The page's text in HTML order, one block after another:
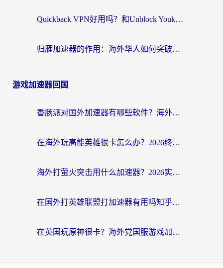
Quickback VPN好用吗？和Unblock YoukuVPN对比哪个回国效果更好？海外党无缝访问国内资源的实用指南
归雁加速器的作用：海外华人如何突破地域限制，无缝拥抱国内资源？
游戏加速器回国
香肠派对国外加速器有哪些软件？海外玩家国服畅玩终极指南（附实测推荐）
在海外玩高能英雄很卡怎么办？2026终极指南帮你告别延迟卡顿
海外打萤火突击用什么加速器？2026实测靠谱方案+多游戏适配指南
在国外打英雄联盟打加速器有用吗知乎？海外玩家亲测：选对工具比什么都重要
在英国玩原神很卡？海外党国服游戏加速终极指南（附实测有效方案）